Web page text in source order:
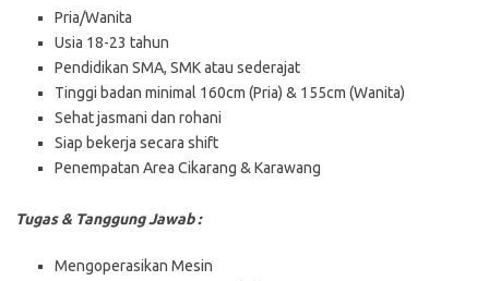
Pria/Wanita
Usia 18-23 tahun
Pendidikan SMA, SMK atau sederajat
Tinggi badan minimal 160cm (Pria) & 155cm (Wanita)
Sehat jasmani dan rohani
Siap bekerja secara shift
Penempatan Area Cikarang & Karawang
Tugas & Tanggung Jawab :
Mengoperasikan Mesin